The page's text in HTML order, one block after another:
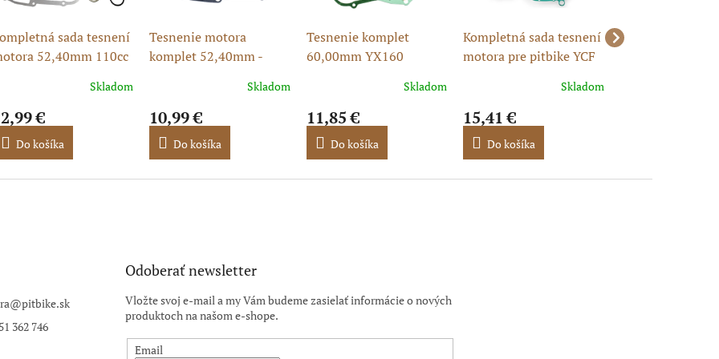
sada tesnení
52,40mm 110cc
Skladom
€
Do košíka
Tesnenie motora
komplet 52,40mm -
Skladom
10,99 €
Do košíka
Tesnenie komplet
60,00mm YX160
Skladom
11,85 €
Do košíka
Kompletná sada tesnení
motora pre pitbike YCF
Skladom
15,41 €
Do košíka
Tesnenie pod
@pitbike.sk
362 746
Odoberať newsletter
Vložte svoj e-mail a my Vám budeme zasielať informácie o nových
produktoch na našom e-shope.
Email